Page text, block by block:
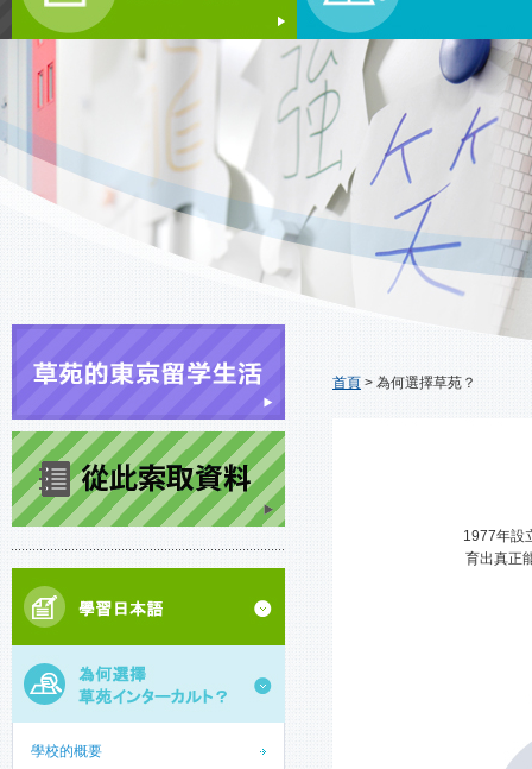
首頁 > 為何選擇草苑？
1977年設
育出真正
學校的概要